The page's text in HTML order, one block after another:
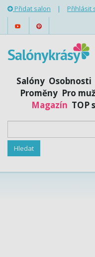
Přidat salon | Přihlásit
Salóny Osobnosti
Proměny Pro
Magazín TOP